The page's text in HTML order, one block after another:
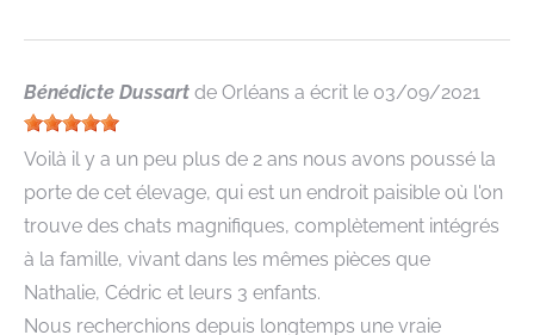
Bénédicte Dussart de Orléans a écrit le 03/09/2021
Voilà il y a un peu plus de 2 ans nous avons poussé la
porte de cet élevage, qui est un endroit paisible où l'on
trouve des chats magnifiques, complètement intégrés
à la famille, vivant dans les mêmes pièces que
Nathalie, Cédric et leurs 3 enfants.
Nous recherchions depuis longtemps une vraie